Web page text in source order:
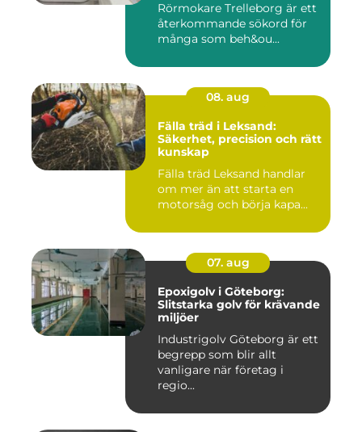
Rörmokare Trelleborg är ett
återkommande sökord för
många som beh&ou...
08. aug
Fälla träd i Leksand:
Säkerhet, precision och rätt
kunskap
Fälla träd Leksand handlar
om mer än att starta en
motorsåg och börja kapa...
07. aug
Epoxigolv i Göteborg:
Slitstarka golv för krävande
miljöer
Industrigolv Göteborg är ett
begrepp som blir allt
vanligare när företag i
regio...